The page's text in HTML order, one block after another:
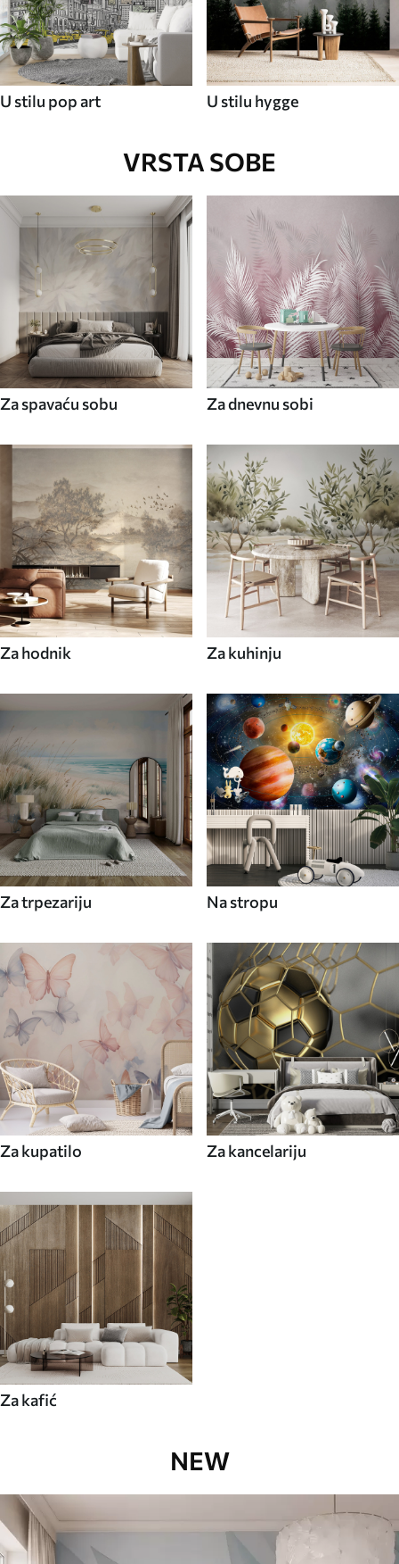
U stilu pop art U stilu hygge
VRSTA SOBE
Za spavaću sobu Za dnevnu sobi
Za hodnik Za kuhinju
Za trpezariju Na stropu
Za kupatilo Za kancelariju
Za kafić
NEW